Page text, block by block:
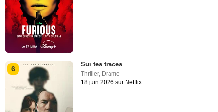
6
Sur tes traces
Thriller, Drame
18 juin 2026 sur Netflix